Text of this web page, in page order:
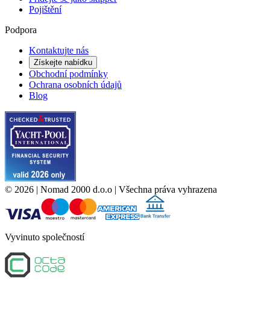
Pojištění
Podpora
Kontaktujte nás
Získejte nabídku
Obchodní podmínky
Ochrana osobních údajů
Blog
© 2026 | Nomad 2000 d.o.o | Všechna práva vyhrazena
Vyvinuto společností